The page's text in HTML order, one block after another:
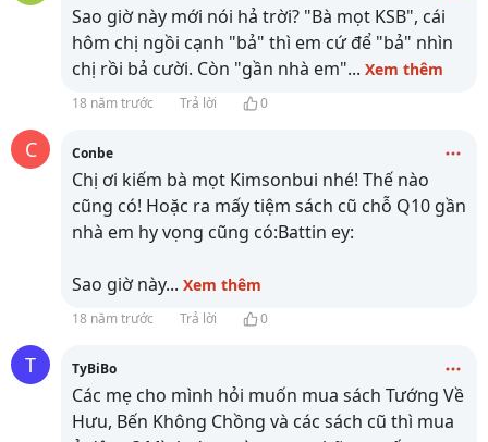
Sao giờ này mới nói hả trời? "Bà mọt KSB", cái
hôm chị ngồi cạnh "bả" thì em cứ để "bả" nhìn
chị rồi bả cười. Còn "gần nhà em"... Xem thêm
18 năm trước Trả lời 0
C Conbe
Chị ơi kiếm bà mọt Kimsonbui nhé! Thế nào
cũng có! Hoặc ra mấy tiệm sách cũ chỗ Q10 gần
nhà em hy vọng cũng có:Battin ey:
Sao giờ này... Xem thêm
18 năm trước Trả lời 0
T TyBiBo
Các mẹ cho mình hỏi muốn mua sách Tướng Về
Hưu, Bến Không Chồng và các sách cũ thì mua